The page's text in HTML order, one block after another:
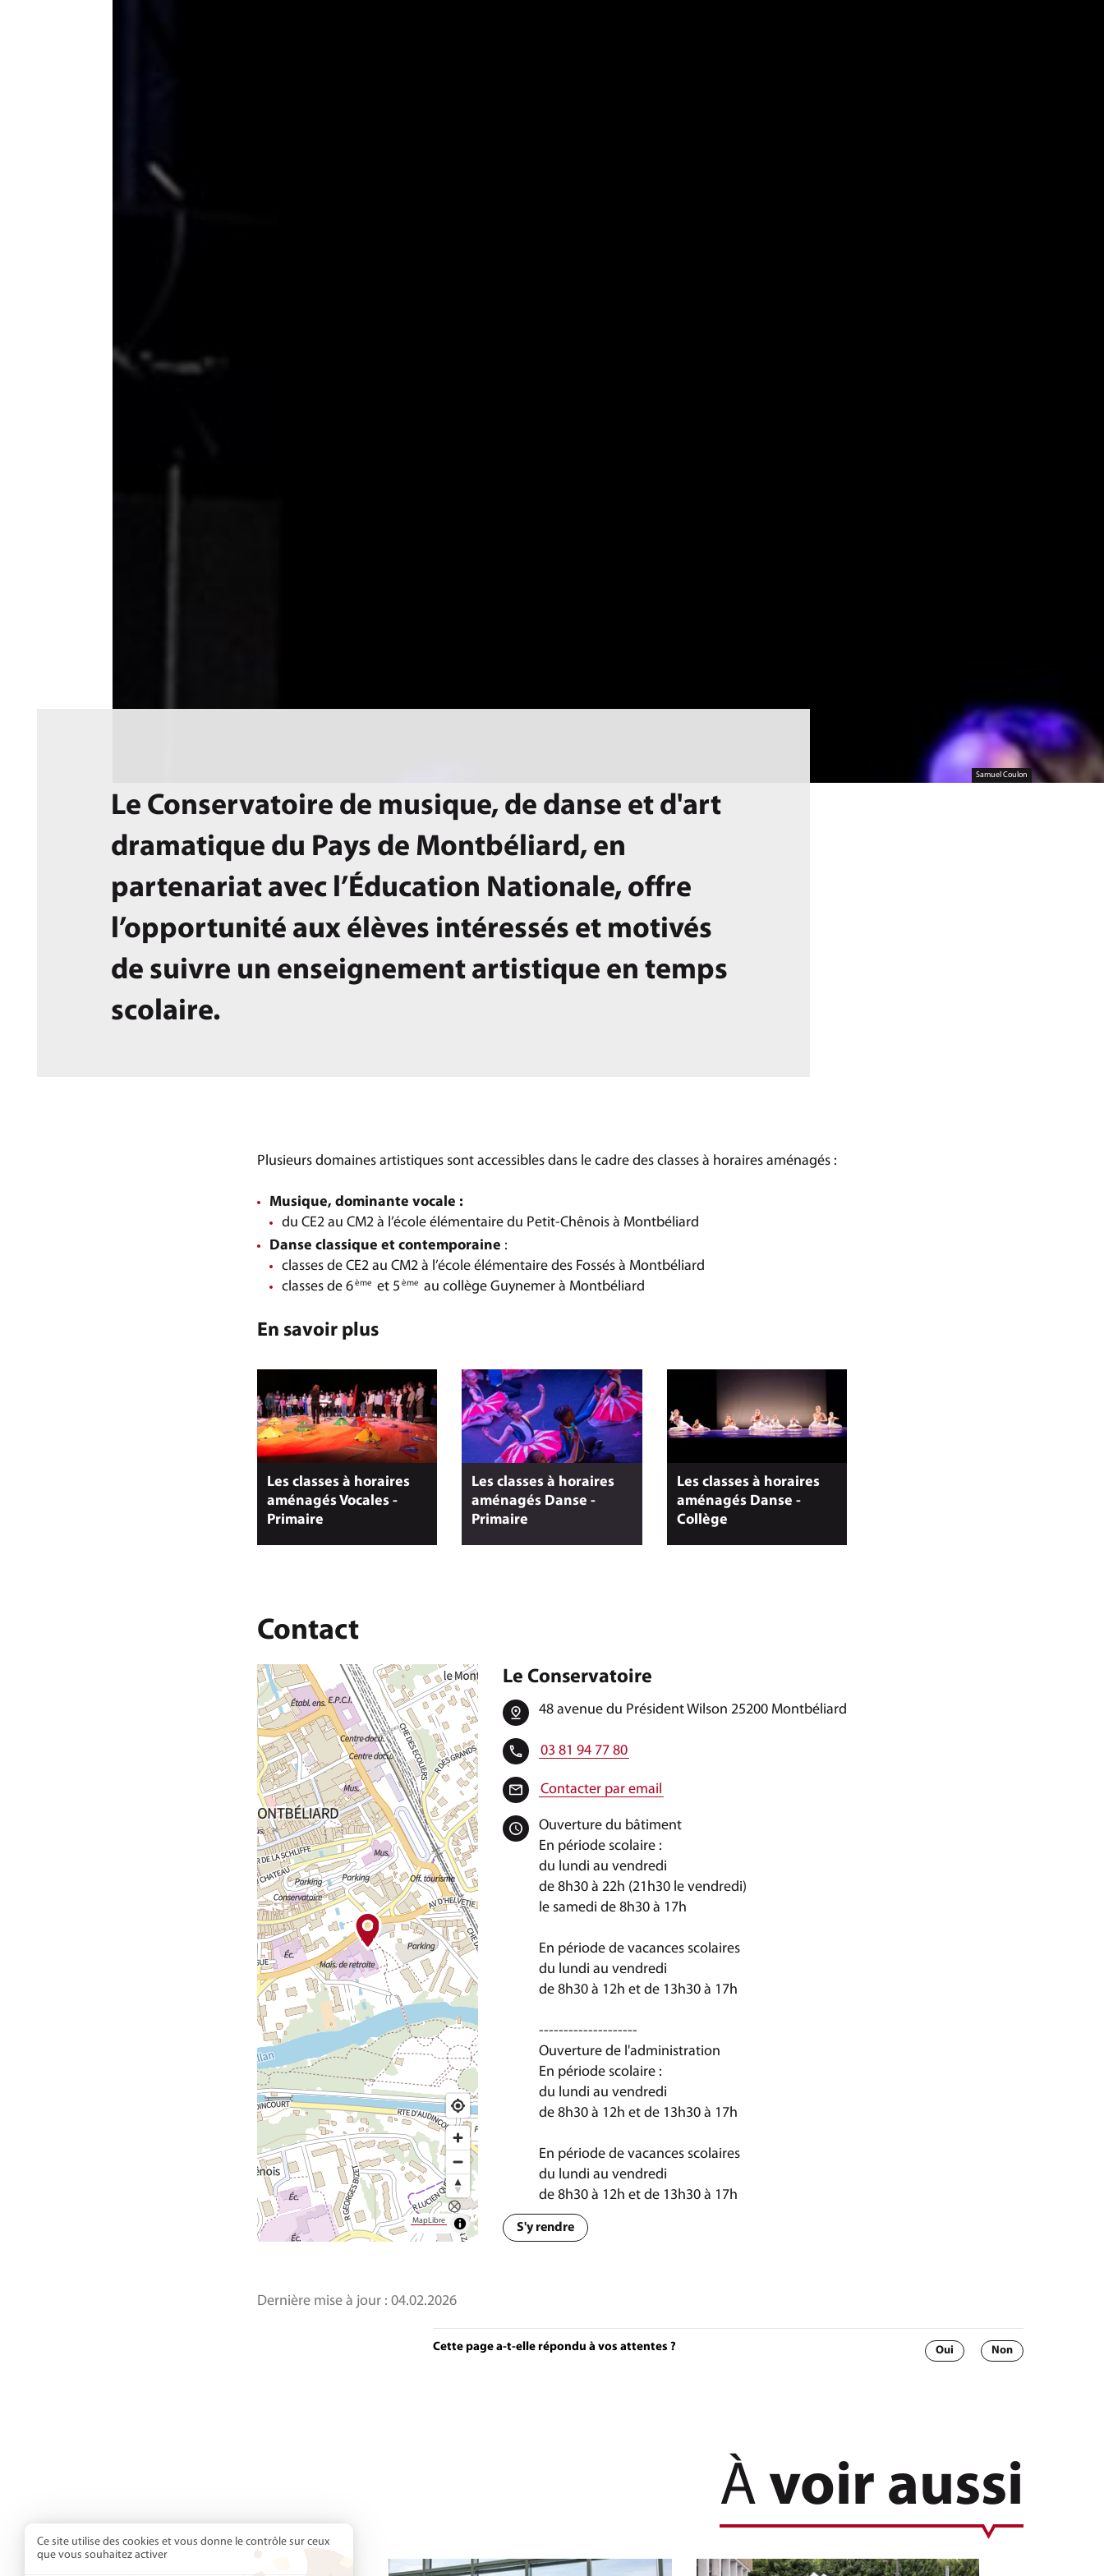
Samuel Coulon
Le Conservatoire de musique, de danse et d'art
dramatique du Pays de Montbéliard, en
partenariat avec l’Éducation Nationale, offre
l’opportunité aux élèves intéressés et motivés
de suivre un enseignement artistique en temps
scolaire.
Plusieurs domaines artistiques sont accessibles dans le cadre des classes à horaires aménagés :
Musique, dominante vocale :
du CE2 au CM2 à l’école élémentaire du Petit-Chênois à Montbéliard
Danse classique et contemporaine :
classes de CE2 au CM2 à l’école élémentaire des Fossés à Montbéliard
classes de 6 ème et 5 ème au collège Guynemer à Montbéliard
En savoir plus
Les classes à horaires
aménagés Vocales -
Primaire
Les classes à horaires
aménagés Danse -
Primaire
Les classes à horaires
aménagés Danse -
Collège
Contact
MapLibre
Le Conservatoire
48 avenue du Président Wilson 25200 Montbéliard
03 81 94 77 80
Contacter par email
Ouverture du bâtiment
En période scolaire :
du lundi au vendredi
de 8h30 à 22h (21h30 le vendredi)
le samedi de 8h30 à 17h
En période de vacances scolaires
du lundi au vendredi
de 8h30 à 12h et de 13h30 à 17h
--------------------
Ouverture de l'administration
En période scolaire :
du lundi au vendredi
de 8h30 à 12h et de 13h30 à 17h
En période de vacances scolaires
du lundi au vendredi
de 8h30 à 12h et de 13h30 à 17h
S'y rendre
Dernière mise à jour : 04.02.2026
Cette page a-t-elle répondu à vos attentes ? Non
Oui
À voir aussi
Ce site utilise des cookies et vous donne le contrôle sur ceux
que vous souhaitez activer